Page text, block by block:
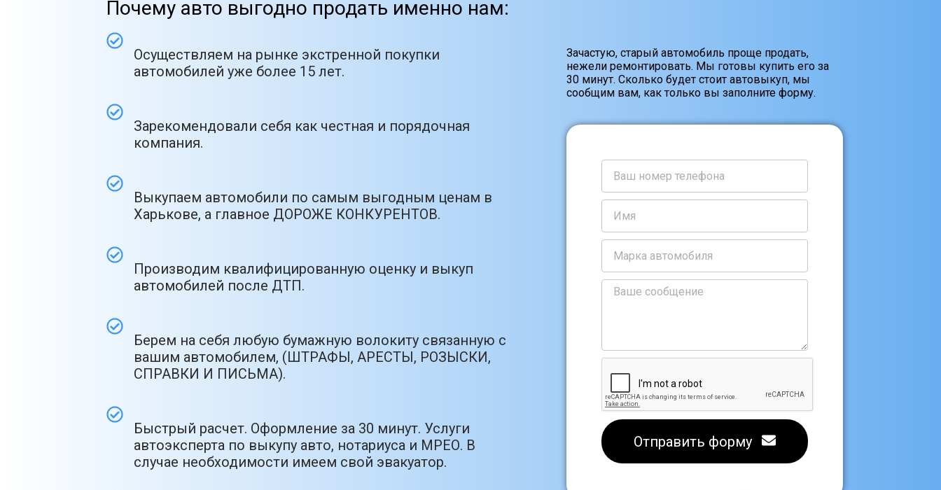
Почему авто выгодно продать именно нам:
Осуществляем на рынке экстренной покупки
автомобилей уже более 15 лет.
Зарекомендовали себя как честная и порядочная
компания.
Выкупаем автомобили по самым выгодным ценам в
Харькове, а главное ДОРОЖЕ КОНКУРЕНТОВ.
Производим квалифицированную оценку и выкуп
автомобилей после ДТП.
Берем на себя любую бумажную волокиту связанную с
вашим автомобилем, (ШТРАФЫ, АРЕСТЫ, РОЗЫСКИ,
СПРАВКИ И ПИСЬМА).
Быстрый расчет. Оформление за 30 минут. Услуги
автоэксперта по выкупу авто, нотариуса и МРЕО. В
случае необходимости имеем свой эвакуатор.
Зачастую, старый автомобиль проще продать,
нежели ремонтировать. Мы готовы купить его за
30 минут. Сколько будет стоит автовыкуп, мы
сообщим вам, как только вы заполните форму.
Отправить форму